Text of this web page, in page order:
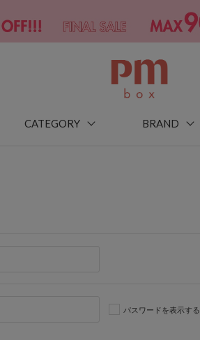
CATEGORY BRAND
パスワードを表示する